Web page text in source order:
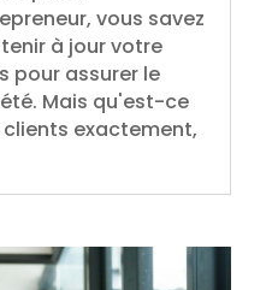
vous savez
à jour votre
pour assurer le
Mais qu'est-ce
exactement,